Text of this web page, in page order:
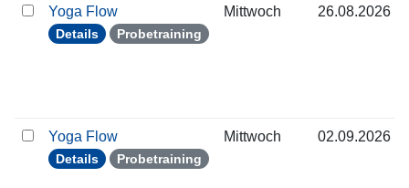
Yoga Flow
Details Probetraining
Mittwoch 26.08.2026
Yoga Flow
Details Probetraining
Mittwoch 02.09.2026